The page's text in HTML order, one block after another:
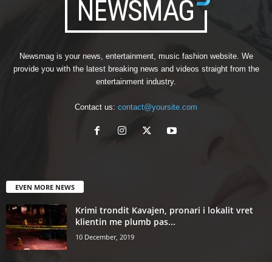
Newsmag is your news, entertainment, music fashion website. We
provide you with the latest breaking news and videos straight from the
entertainment industry.
Contact us: contact@yoursite.com
EVEN MORE NEWS
Krimi trondit Kavajen, pronari i lokalit vret
klientin me plumb pas...
10 December, 2019